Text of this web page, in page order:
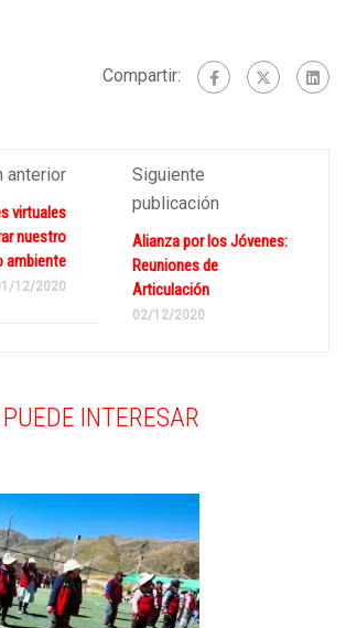
Compartir:
anterior
virtuales
nuestro
ambiente
12/2020
Siguiente
publicación
Alianza por los Jóvenes:
Reuniones de
Articulación
02/12/2020
INTERESAR